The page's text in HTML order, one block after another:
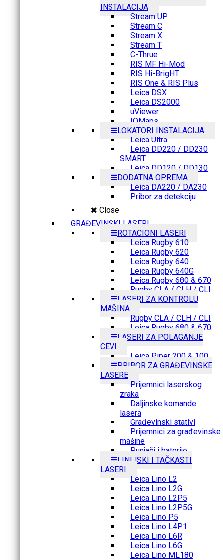
INSTALACIJA
Stream UP
Stream C
Stream X
Stream T
C-Thrue
RIS MF Hi-Mod
RIS Hi-BrigHT
RIS One & RIS Plus
Leica DSX
Leica DS2000
uViewer
IQMaps
LOKATORI INSTALACIJA
Leica Ultra
Leica DD220 / DD230
SMART
Leica DD120 / DD130
DODATNA OPREMA
Leica DA220 / DA230
Pribor za detekciju
Close
GRAĐEVINSKI LASERI
ROTACIONI LASERI
Leica Rugby 610
Leica Rugby 620
Leica Rugby 640
Leica Rugby 640G
Leica Rugby 680 & 670
Rugby CLA / CLH / CLI
LASERI ZA KONTROLU
MAŠINA
Rugby CLA / CLH / CLI
Leica Rugby 680 & 670
LASERI ZA POLAGANJE
CEVI
Leica Piper 200 & 100
PRIBOR ZA GRAĐEVINSKE
LASERE
Prijemnici laserskog
zraka
Daljinske komande
lasera
Građevinski stativi
Prijemnici za građevinske
mašine
Punjači i baterije
LINIJSKI I TAČKASTI
LASERI
Leica Lino L2
Leica Lino L2G
Leica Lino L2P5
Leica Lino L2P5G
Leica Lino P5
Leica Lino L4P1
Leica Lino L6R
Leica Lino L6G
Leica Lino ML180